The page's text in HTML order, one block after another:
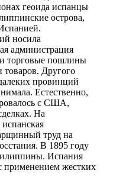
геоида испанцы
острова,
носила
администрация
торговые пошлины
Другого
провинций
Естественно,
с США,
На
труд на
В 1895 году
Испания
применением жестких